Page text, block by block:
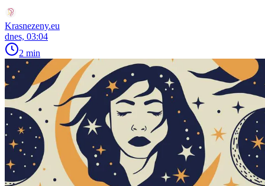
Krasnezeny.eu
dnes, 03:04
2 min